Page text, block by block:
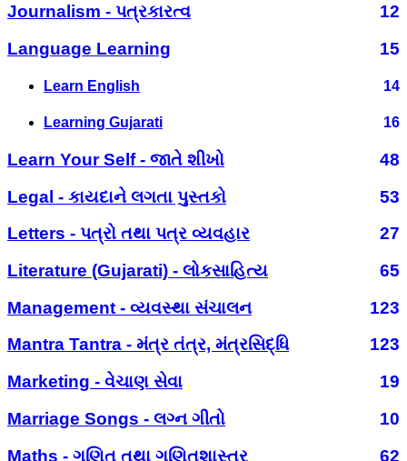
Journalism - પત્રકારત્વ
12
Language Learning
15
Learn English 14
Learning Gujarati 16
Learn Your Self - જાતે શીખો
48
Legal - કાયદાને લગતા પુસ્તકો
53
Letters - પત્રો તથા પત્ર વ્યવહાર
27
Literature (Gujarati) - લોકસાહિત્ય
65
Management - વ્યવસ્થા સંચાલન
123
Mantra Tantra - મંત્ર તંત્ર, મંત્રસિદ્ધિ
123
Marketing - વેચાણ સેવા
19
Marriage Songs - લગ્ન ગીતો
10
Maths - ગણિત તથા ગણિતશાસ્ત્ર
62